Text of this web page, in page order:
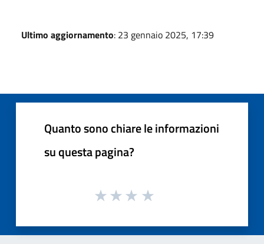
Ultimo aggiornamento: 23 gennaio 2025, 17:39
Quanto sono chiare le informazioni
su questa pagina?